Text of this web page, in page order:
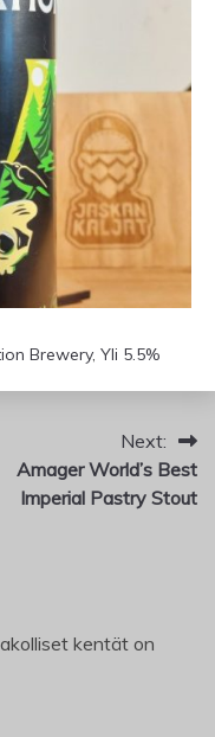
Brewery, Yli 5.5%
Next:
Amager World’s Best
Imperial Pastry Stout
kentät on